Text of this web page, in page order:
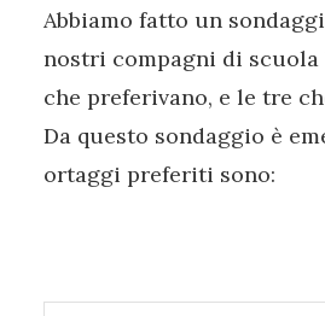
Abbiamo fatto un
nostri compagni di
che preferivano, e le tre
Da questo sondaggio è
ortaggi preferiti sono: